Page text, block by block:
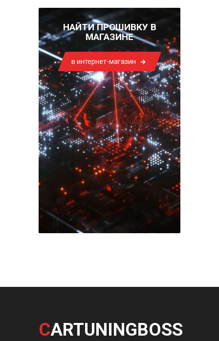
НАЙТИ ПРОШИВКУ В
МАГАЗИНЕ
в интернет-магазин
CARTUNINGBOSS